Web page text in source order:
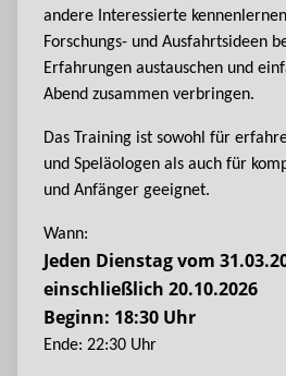
andere Interessierte
Forschungs- und Ausfahrtsideen
Erfahrungen austauschen und
Abend zusammen verbringen.
Das Training ist sowohl für
und Speläologen als auch für
und Anfänger geeignet.
Wann:
Jeden Dienstag vom
einschließlich 20.10.2026
Beginn: 18:30 Uhr
Ende: 22:30 Uhr